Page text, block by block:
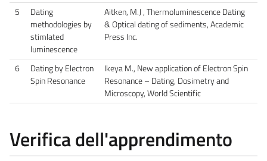
5
Dating
methodologies by
stimlated
luminescence
Aitken, M.J , Thermoluminescence Dating
& Optical dating of sediments, Academic
Press Inc.
6
Dating by Electron
Spin Resonance
Ikeya M., New application of Electron Spin
Resonance – Dating, Dosimetry and
Microscopy, World Scientific
Verifica dell'apprendimento